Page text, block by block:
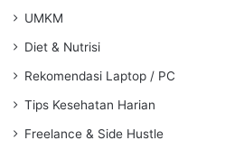
UMKM
Diet & Nutrisi
Rekomendasi Laptop / PC
Tips Kesehatan Harian
Freelance & Side Hustle